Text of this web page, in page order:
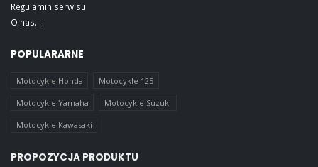
Regulamin serwisu
O nas...
POPULARARNE
Motocykle Honda Motocykle 125
Motocykle Yamaha Motocykle Suzuki
Motocykle Kawasaki
PROPOZYCJA PRODUKTU